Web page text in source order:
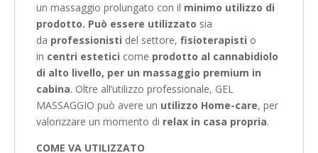
un massaggio prolungato con il minimo utilizzo di
prodotto. Può essere utilizzato sia
da professionisti del settore, fisioterapisti o
in centri estetici come prodotto al cannabidiolo
di alto livello, per un massaggio premium in
cabina. Oltre all’utilizzo professionale, GEL
MASSAGGIO può avere un utilizzo Home-care, per
valorizzare un momento di relax in casa propria.
COME VA UTILIZZATO